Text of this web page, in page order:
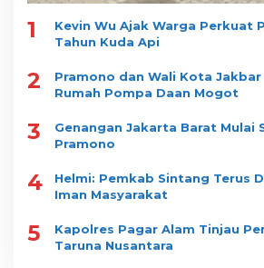
1
Kevin Wu Ajak Warga Perkuat
Tahun Kuda Api
2
Pramono dan Wali Kota
Rumah Pompa Daan Mogot
3
Genangan Jakarta Barat Mulai
Pramono
4
Helmi: Pemkab Sintang Terus
Iman Masyarakat
5
Kapolres Pagar Alam Tinjau
Taruna Nusantara